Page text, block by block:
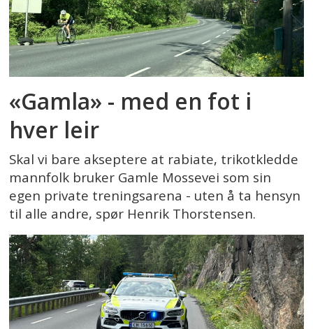
«Gamla» - med en fot i
hver leir
Skal vi bare akseptere at rabiate, trikotkledde
mannfolk bruker Gamle Mossevei som sin
egen private treningsarena - uten å ta hensyn
til alle andre, spør Henrik Thorstensen.